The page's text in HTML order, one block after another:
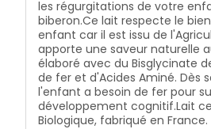
les régurgitations de votre
biberon.Ce lait respecte le
enfant car il est issu de
apporte une saveur naturelle
élaboré avec du Bisglycinate
de fer et d'Acides Aminé. Dès
l'enfant a besoin de fer pour
développement cognitif.Lait
Biologique, fabriqué en France.